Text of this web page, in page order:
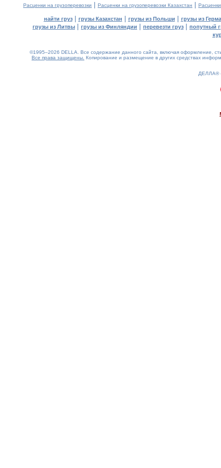
Расценки на грузоперевозки | Расценки на грузоперевозки Казахстан |
найти груз| грузы Казахстан | грузы из Польши | грузы из
грузы из Литвы | грузы из Финляндии | перевезти груз | попутный
©1995–2026 DELLA. Все содержание данного сайта, включая оформление,
Все права защищены. Копирование и размещение в других средствах